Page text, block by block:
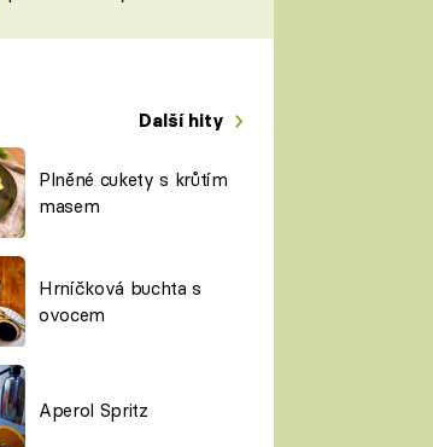
Další hity
Plněné cukety s krůtím
masem
Hrníčková buchta s
ovocem
Aperol Spritz